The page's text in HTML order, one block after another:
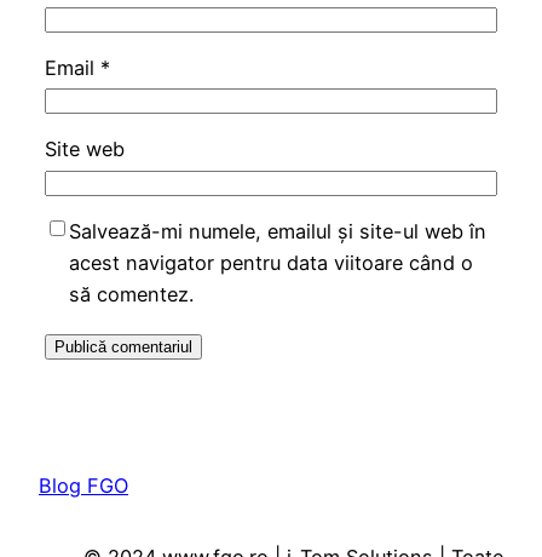
Email *
Site web
Salvează-mi numele, emailul și site-ul web în
acest navigator pentru data viitoare când o
să comentez.
Blog FGO